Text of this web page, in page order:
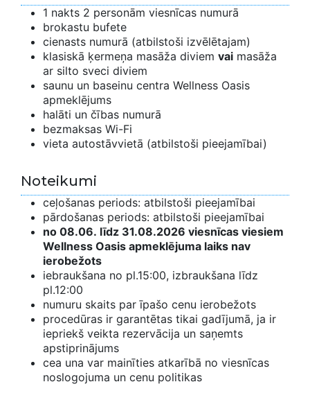
1 nakts 2 personām viesnīcas numurā
brokastu bufete
cienasts numurā (atbilstoši izvēlētajam)
klasiskā ķermeņa masāža diviem vai masāža
ar silto sveci diviem
saunu un baseinu centra Wellness Oasis
apmeklējums
halāti un čības numurā
bezmaksas Wi-Fi
vieta autostāvvietā (atbilstoši pieejamībai)
Noteikumi
ceļošanas periods: atbilstoši pieejamībai
pārdošanas periods: atbilstoši pieejamībai
no 08.06. līdz 31.08.2026 viesnīcas viesiem
Wellness Oasis apmeklējuma laiks nav
ierobežots
iebraukšana no pl.15:00, izbraukšana līdz
pl.12:00
numuru skaits par īpašo cenu ierobežots
procedūras ir garantētas tikai gadījumā, ja ir
iepriekš veikta rezervācija un saņemts
apstiprinājums
cea una var mainīties atkarībā no viesnīcas
noslogojuma un cenu politikas